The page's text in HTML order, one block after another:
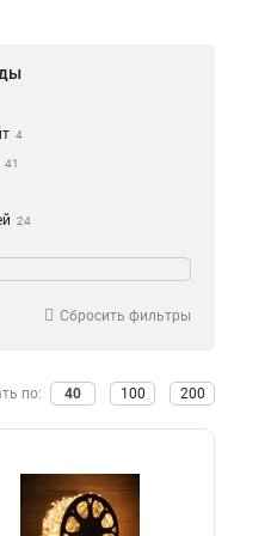
4
41
24
6
Сбросить фильтры
по: 40 100 200